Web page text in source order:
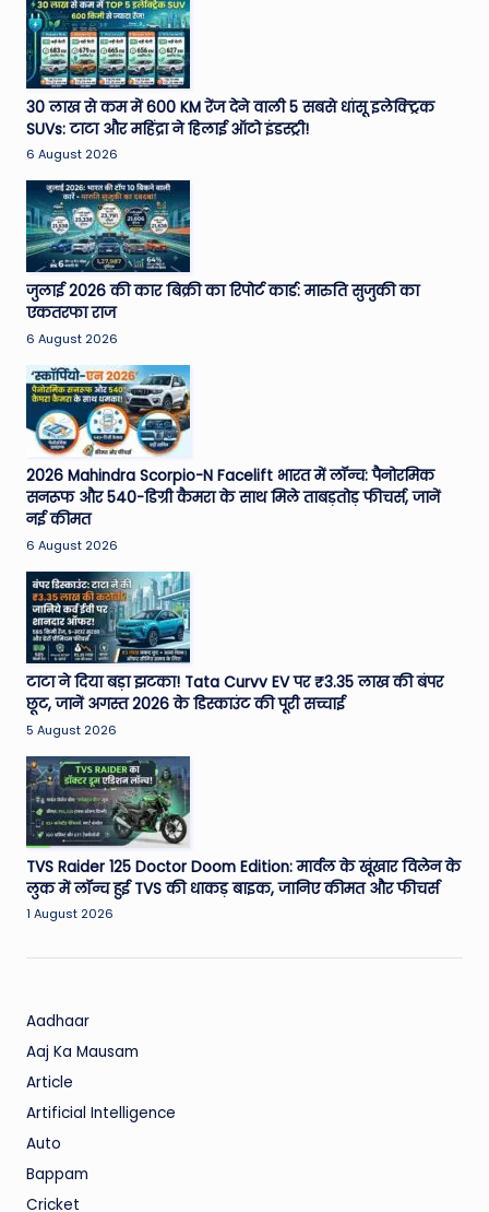
30 लाख से कम में 600 KM रेंज देने वाली 5 सबसे धांसू इलेक्ट्रिक
SUVs: टाटा और महिंद्रा ने हिलाई ऑटो इंडस्ट्री!
6 August 2026
जुलाई 2026 की कार बिक्री का रिपोर्ट कार्ड: मारुति सुजुकी का
एकतरफा राज
6 August 2026
2026 Mahindra Scorpio-N Facelift भारत में लॉन्च: पैनोरमिक
सनरूफ और 540-डिग्री कैमरा के साथ मिले ताबड़तोड़ फीचर्स, जानें
नई कीमत
6 August 2026
टाटा ने दिया बड़ा झटका! Tata Curvv EV पर ₹3.35 लाख की बंपर
छूट, जानें अगस्त 2026 के डिस्काउंट की पूरी सच्चाई
5 August 2026
TVS Raider 125 Doctor Doom Edition: मार्वल के खूंखार विलेन के
लुक में लॉन्च हुई TVS की धाकड़ बाइक, जानिए कीमत और फीचर्स
1 August 2026
Aadhaar
Aaj Ka Mausam
Article
Artificial Intelligence
Auto
Bappam
Cricket